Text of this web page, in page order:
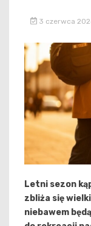
3 czerwca
Letni sezon
zbliża się
niebawem